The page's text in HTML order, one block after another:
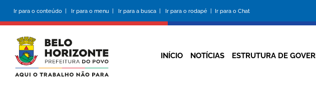
conteúdo
principal
Ir para o conteúdo | Ir para o menu | Ir para a busca | Ir para o rodapé | Ir para o Chat
da
INÍCIO NOTÍCIAS ESTRUTURA DE